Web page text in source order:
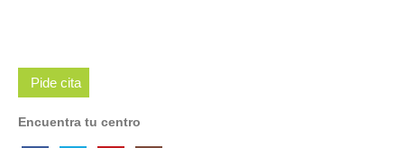
Pide cita
Encuentra tu centro